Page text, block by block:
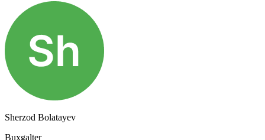
Sherzod Bolatayev
Buxgalter